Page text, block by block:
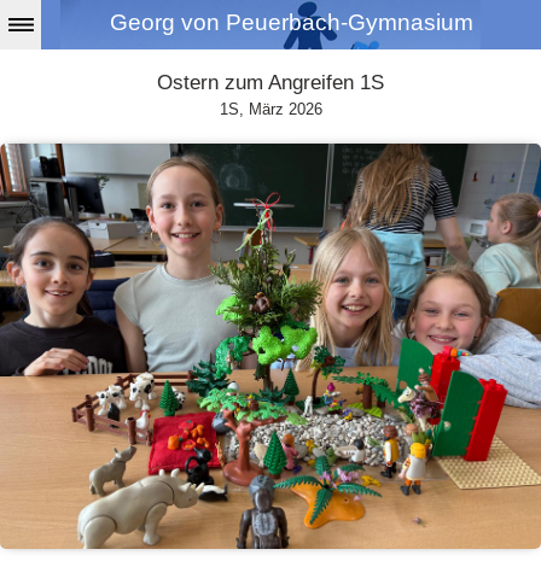
Georg von Peuerbach-Gymnasium
Ostern zum Angreifen 1S
1S, März 2026